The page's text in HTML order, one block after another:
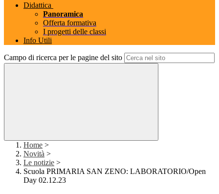
Didattica
Panoramica
Offerta formativa
I progetti delle classi
Info Utili
Campo di ricerca per le pagine del sito
Home >
Novità >
Le notizie >
Scuola PRIMARIA SAN ZENO: LABORATORIO/Open
Day 02.12.23